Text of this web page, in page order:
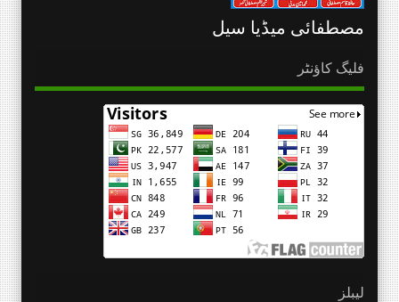
مصطفائی میڈیا سیل
فلیگ کاؤنٹر
لیبلز